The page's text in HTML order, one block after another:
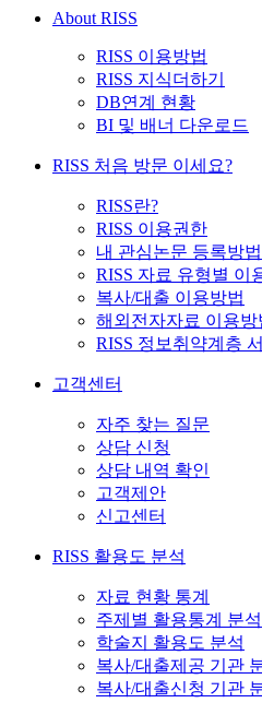
About RISS
RISS 이용방법
RISS 지식더하기
DB연계 현황
BI 및 배너 다운로드
RISS 처음 방문 이세요?
RISS란?
RISS 이용권한
내 관심논문 등록방법
RISS 자료 유형별 이
복사/대출 이용방법
해외전자자료 이용방
RISS 정보취약계층
고객센터
자주 찾는 질문
상담 신청
상담 내역 확인
고객제안
신고센터
RISS 활용도 분석
자료 현황 통계
주제별 활용통계 분석
학술지 활용도 분석
복사/대출제공 기관
복사/대출신청 기관